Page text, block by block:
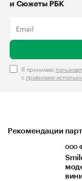
и Сюжеты РБК
Я принимаю
с правилами
Рекомендации
ООО